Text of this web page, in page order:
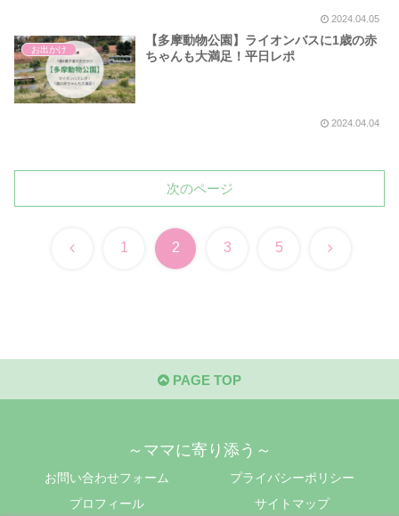
2024.04.05
お出かけ
【多摩動物公園】ライオンバスに1歳の赤
ちゃんも大満足！平日レポ
2024.04.04
次のページ
前 1 2 3 5 次
PAGE TOP
～ママに寄り添う～
お問い合わせフォーム
プライバシーポリシー
プロフィール
サイトマップ